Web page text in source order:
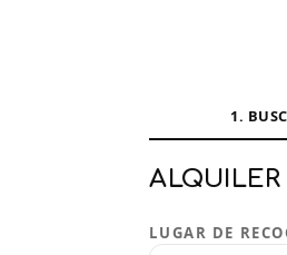
1.
LUGAR DE